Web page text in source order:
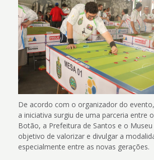
De acordo com o organizador do
a iniciativa surgiu de uma parceria entre
Botão, a Prefeitura de Santos e o
objetivo de valorizar e divulgar a
especialmente entre as novas gerações.